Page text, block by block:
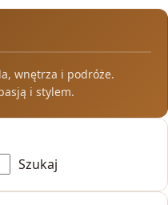
wnętrza i podróże.
i stylem.
Szukaj